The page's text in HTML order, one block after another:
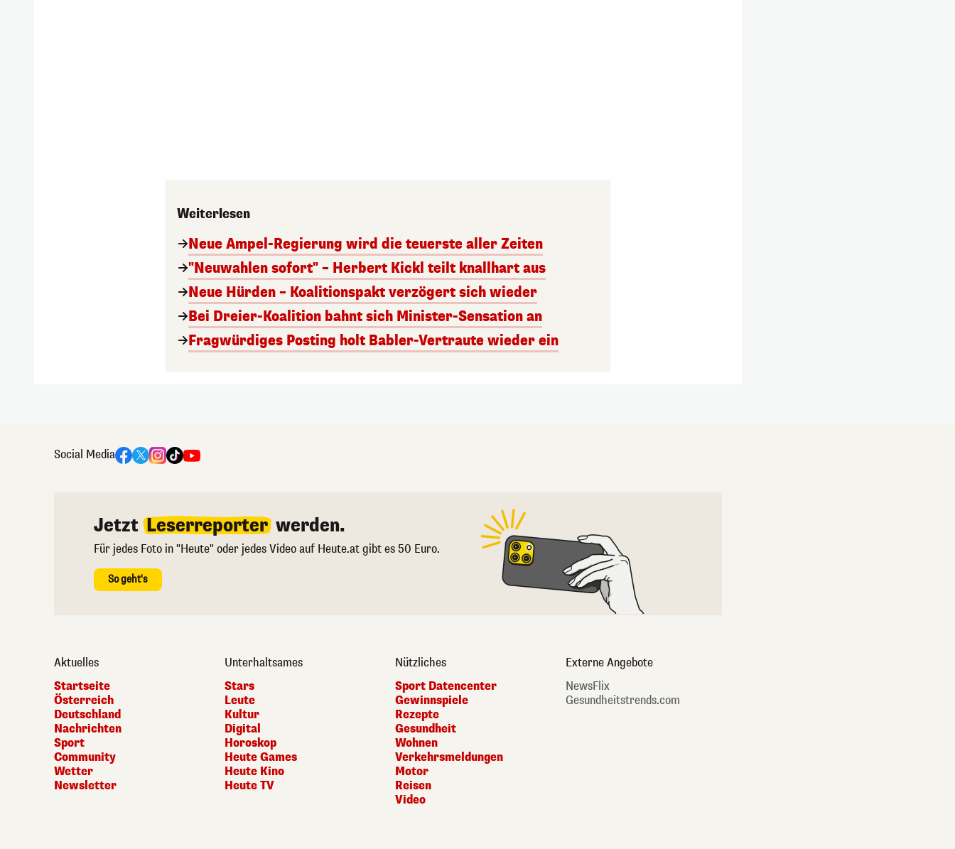
Weiterlesen
Neue Ampel-Regierung wird die teuerste aller Zeiten
"Neuwahlen sofort" – Herbert Kickl teilt knallhart aus
Neue Hürden – Koalitionspakt verzögert sich wieder
Bei Dreier-Koalition bahnt sich Minister-Sensation an
Fragwürdiges Posting holt Babler-Vertraute wieder ein
Social Media
Jetzt Leserreporter werden.
Für jedes Foto in "Heute" oder jedes Video auf Heute.at gibt es 50 Euro.
So geht's
Aktuelles
Startseite
Österreich
Deutschland
Nachrichten
Sport
Community
Wetter
Newsletter
Unterhaltsames
Stars
Leute
Kultur
Digital
Horoskop
Heute Games
Heute Kino
Heute TV
Nützliches
Sport Datencenter
Gewinnspiele
Rezepte
Gesundheit
Wohnen
Verkehrsmeldungen
Motor
Reisen
Video
Externe Angebote
NewsFlix
Gesundheitstrends.com